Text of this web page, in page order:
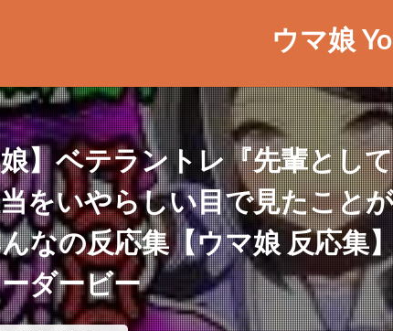
ウマ娘
】ベテラントレ『先輩とし
をいやらしい目で見たこと
なの反応集【ウマ娘 反応集
ダービー